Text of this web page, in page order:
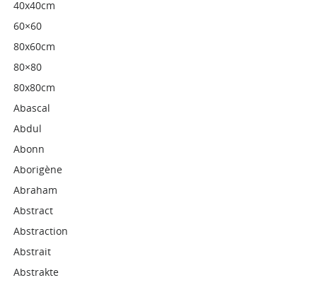
40x40cm
60×60
80x60cm
80×80
80x80cm
Abascal
Abdul
Abonn
Aborigène
Abraham
Abstract
Abstraction
Abstrait
Abstrakte